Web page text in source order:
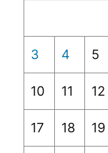
3 4 5
10 11 12
17 18 19